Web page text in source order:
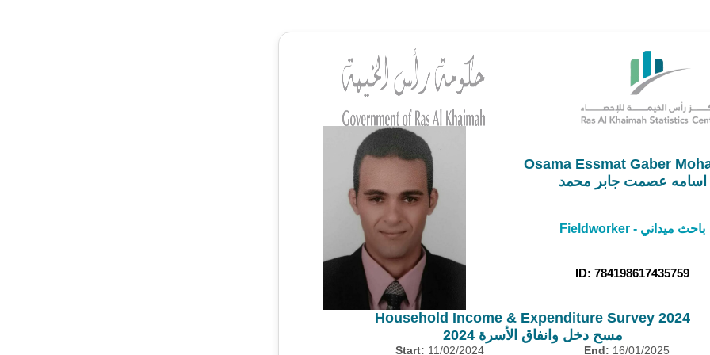
Osama Essmat Gaber
اسامه عصمت جابر محمد
Fieldworker - باحث ميداني
ID: 784198617435759
Household Income & Expenditure Survey 2024
مسح دخل وانفاق الأسرة 2024
Start: 11/02/2024 End: 16/01/2025